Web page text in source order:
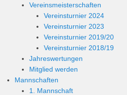
Vereinsmeisterschaften
Vereinsturnier 2024
Vereinsturnier 2023
Vereinsturnier 2019/20
Vereinsturnier 2018/19
Jahreswertungen
Mitglied werden
Mannschaften
1. Mannschaft